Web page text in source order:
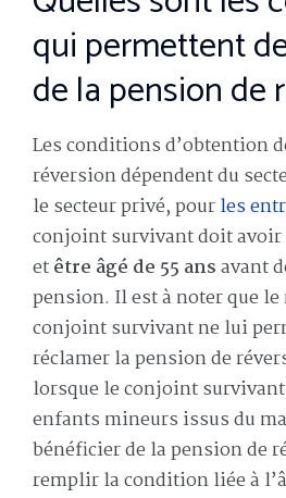
qui permettent
de la pension de
Les conditions d’obtention
réversion dépendent du
le secteur privé, pourles
conjoint survivant doit avoir
etêtre âgé de 55 ansavant
pension. Il est à noter que le
conjoint survivant ne lui
réclamer la pension de
lorsque le conjoint
enfants mineurs issus du
bénéficier de la pension de
remplir la condition liée à